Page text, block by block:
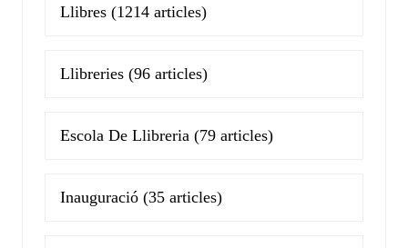
Llibres (1214 articles)
Llibreries (96 articles)
Escola De Llibreria (79 articles)
Inauguració (35 articles)